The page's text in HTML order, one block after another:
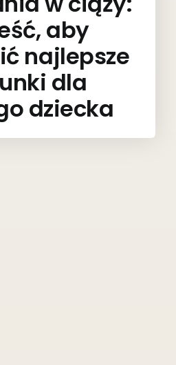
aby
najlepsze
dla
dziecka